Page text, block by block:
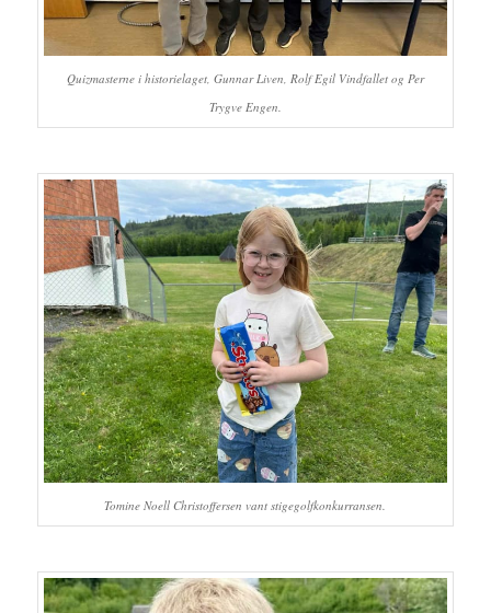
Quizmasterne i historielaget, Gunnar Liven, Rolf Egil Vindfallet og Per
Trygve Engen.
Tomine Noell Christoffersen vant stigegolfkonkurransen.